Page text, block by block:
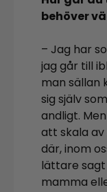
behöver
– Jag har
jag går till
man sällan
sig själv
andligt.
att skala av
där, inom
lättare
mamma